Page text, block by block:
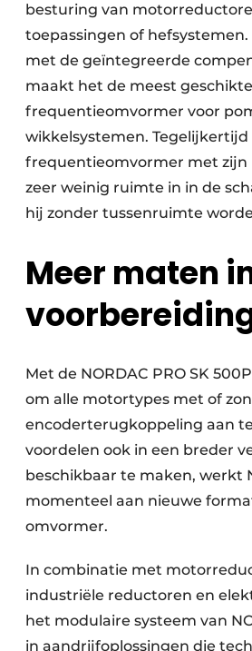
besturing van
toepassingen of hefsystemen.
met de geïntegreerde
maakt het de meest geschikte
frequentieomvormer voor
wikkelsystemen.
frequentieomvormer met zijn
zeer weinig ruimte in in de
hij zonder tussenruimte
Meer maten
Met de NORDAC PRO SK
om alle motortypes met of
encoderterugkoppeling aan
voordelen ook in een breder
beschikbaar te maken, werkt
momenteel aan nieuwe
omvormer.
In combinatie met
industriële reductoren en
het modulaire systeem van
in aandrijfoplossingen die